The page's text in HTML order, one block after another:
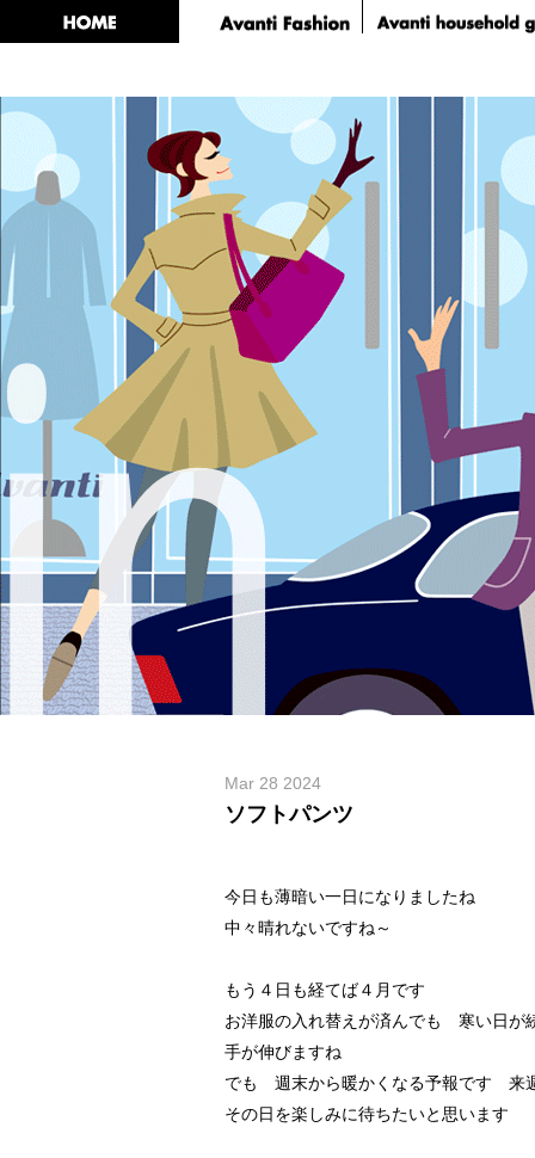
Mar 28 2024
ソフトパンツ
今日も薄暗い一日になりましたね
中々晴れないですね～
もう４日も経てば４月です
お洋服の入れ替えが済んでも 寒い日が
手が伸びますね
でも 週末から暖かくなる予報です 来
その日を楽しみに待ちたいと思います